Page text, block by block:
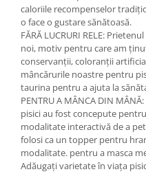
caloriile recompenselor
o face o gustare sănătoasă.
FĂRĂ LUCRURI RELE:
noi, motiv pentru care am
conservanții, coloranții
mâncărurile noastre pentru
taurina pentru a ajuta la
PENTRU A MÂNCA DIN
pisici au fost concepute
modalitate interactivă de a
folosi ca un topper pentru
modalitate. pentru a masca
Adăugați varietate în viața